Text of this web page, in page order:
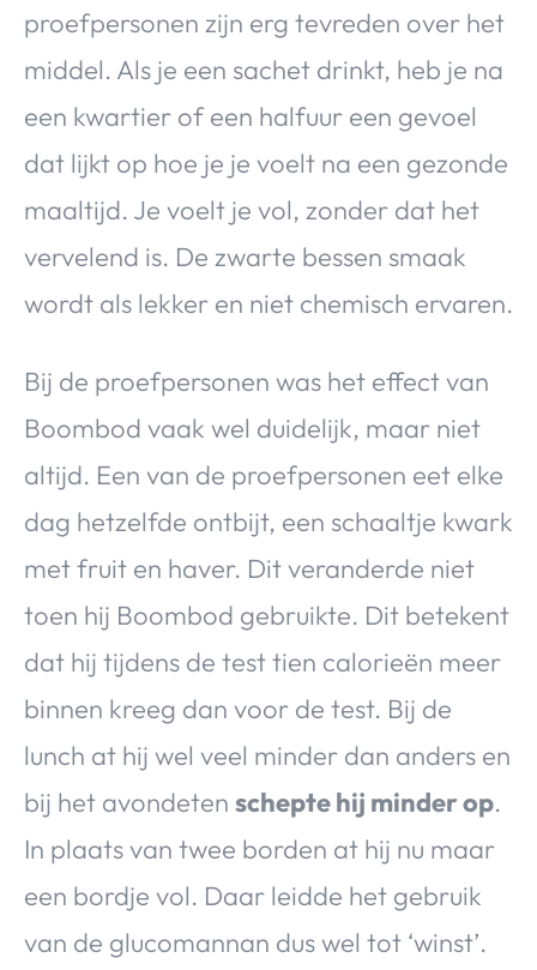
proefpersonen zijn erg tevreden over het
middel. Als je een sachet drinkt, heb je na
een kwartier of een halfuur een gevoel
dat lijkt op hoe je je voelt na een gezonde
maaltijd. Je voelt je vol, zonder dat het
vervelend is. De zwarte bessen smaak
wordt als lekker en niet chemisch ervaren.
Bij de proefpersonen was het effect van
Boombod vaak wel duidelijk, maar niet
altijd. Een van de proefpersonen eet elke
dag hetzelfde ontbijt, een schaaltje kwark
met fruit en haver. Dit veranderde niet
toen hij Boombod gebruikte. Dit betekent
dat hij tijdens de test tien calorieën meer
binnen kreeg dan voor de test. Bij de
lunch at hij wel veel minder dan anders en
bij het avondeten schepte hij minder op.
In plaats van twee borden at hij nu maar
een bordje vol. Daar leidde het gebruik
van de glucomannan dus wel tot ‘winst’.